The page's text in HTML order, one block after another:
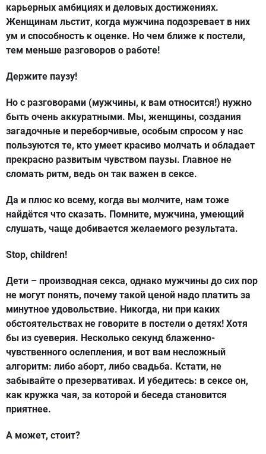
карьерных амбициях и деловых достижениях.
Женщинам льстит, когда мужчина подозревает в них
ум и способность к оценке. Но чем ближе к постели,
тем меньше разговоров о работе!
Держите паузу!
Но с разговорами (мужчины, к вам относится!) нужно
быть очень аккуратными. Мы, женщины, создания
загадочные и переборчивые, особым спросом у нас
пользуются те, кто умеет красиво молчать и обладает
прекрасно развитым чувством паузы. Главное не
сломать ритм, ведь он так важен в сексе.
Да и плюс ко всему, когда вы молчите, нам тоже
найдётся что сказать. Помните, мужчина, умеющий
слушать, чаще добивается желаемого результата.
Stop, children!
Дети – производная секса, однако мужчины до сих пор
не могут понять, почему такой ценой надо платить за
минутное удовольствие. Никогда, ни при каких
обстоятельствах не говорите в постели о детях! Хотя
бы из суеверия. Несколько секунд блаженно-
чувственного ослепления, и вот вам несложный
алгоритм: либо аборт, либо свадьба. Кстати, не
забывайте о презервативах. И убедитесь: в сексе он,
как кружка чая, за которой и беседа становится
приятнее.
А может, стоит?